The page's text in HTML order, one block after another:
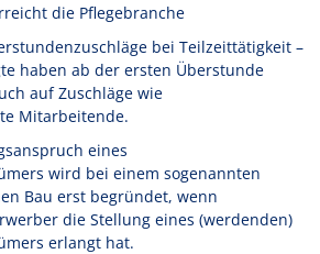
die Pflegebranche
bei Teilzeittätigkeit –
haben ab der ersten Überstunde
auf Zuschläge wie
Mitarbeitende.
eines
wird bei einem sogenannten
Bau erst begründet, wenn
die Stellung eines (werdenden)
erlangt hat.